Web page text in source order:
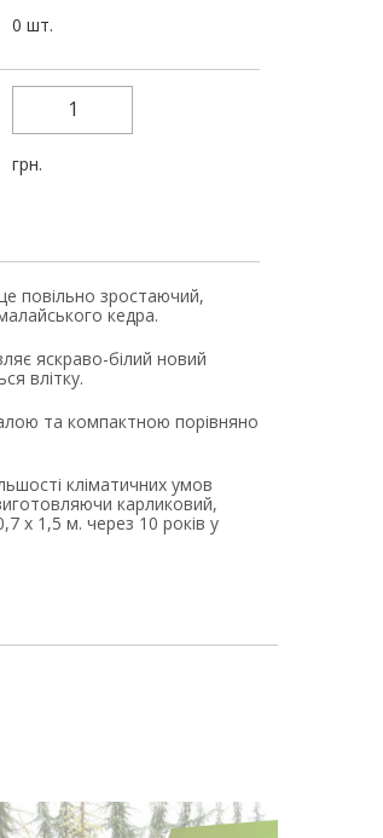
0 шт.
грн.
повільно зростаючий,
кедра.
яскраво-білий новий
влітку.
та компактною порівняно
кліматичних умов
карликовий,
х 1,5 м. через 10 років у